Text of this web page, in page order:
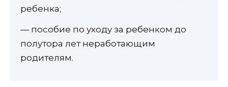
ребенка;
— пособие по уходу за ребенком до
полутора лет неработающим
родителям.